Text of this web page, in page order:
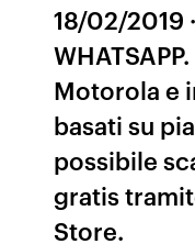
18/02/2019
Motorola e
basati su
possibile
gratis
Store.